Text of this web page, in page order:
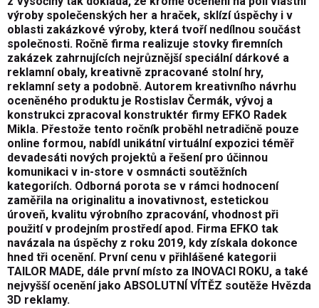
výroby společenských her a hraček, sklízí úspěchy i v
oblasti zakázkové výroby, která tvoří nedílnou součást
společnosti. Ročně firma realizuje stovky firemních
zakázek zahrnujících nejrůznější speciální dárkové a
reklamní obaly, kreativně zpracované stolní hry,
reklamní sety a podobně. Autorem kreativního návrhu
oceněného produktu je Rostislav Čermák, vývoj a
konstrukci zpracoval konstruktér firmy EFKO Radek
Mikla. Přestože tento ročník proběhl netradičně pouze
online formou, nabídl unikátní virtuální expozici téměř
devadesáti nových projektů a řešení pro účinnou
komunikaci v in-store v osmnácti soutěžních
kategoriích. Odborná porota se v rámci hodnocení
zaměřila na originalitu a inovativnost, estetickou
úroveň, kvalitu výrobního zpracování, vhodnost při
použití v prodejním prostředí apod. Firma EFKO tak
navázala na úspěchy z roku 2019, kdy získala dokonce
hned tři ocenění. První cenu v přihlášené kategorii
TAILOR MADE, dále první místo za INOVACI ROKU, a také
nejvyšší ocenění jako ABSOLUTNÍ VÍTĚZ soutěže Hvězda
3D reklamy.